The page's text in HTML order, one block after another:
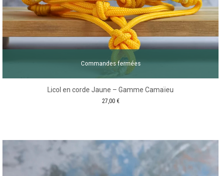
Commandes fermées
Licol en corde Jaune – Gamme Camaïeu
27,00 €